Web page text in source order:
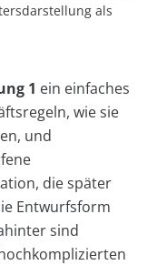
als
1 ein einfaches
wie sie
und
die später
Entwurfsform
sind